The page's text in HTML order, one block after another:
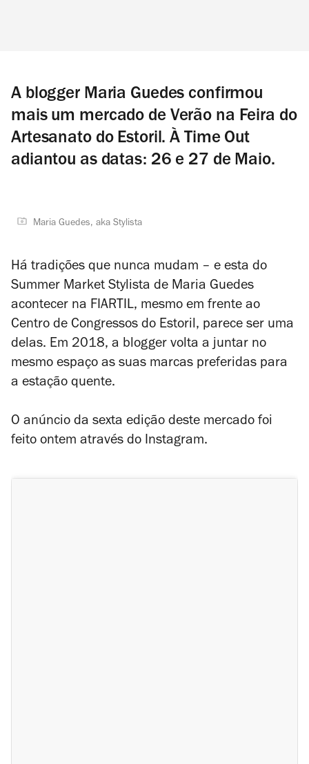
A blogger Maria Guedes confirmou
mais um mercado de Verão na Feira do
Artesanato do Estoril. À Time Out
adiantou as datas: 26 e 27 de Maio.
Maria Guedes, aka Stylista
Há tradições que nunca mudam – e esta do
Summer Market Stylista de Maria Guedes
acontecer na FIARTIL, mesmo em frente ao
Centro de Congressos do Estoril, parece ser uma
delas. Em 2018, a blogger volta a juntar no
mesmo espaço as suas marcas preferidas para
a estação quente.
O anúncio da sexta edição deste mercado foi
feito ontem através do Instagram.